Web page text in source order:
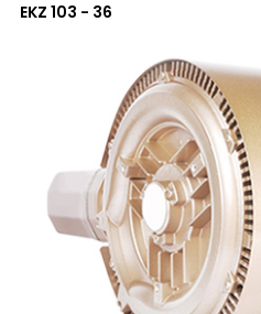
EKZ 103 - 36